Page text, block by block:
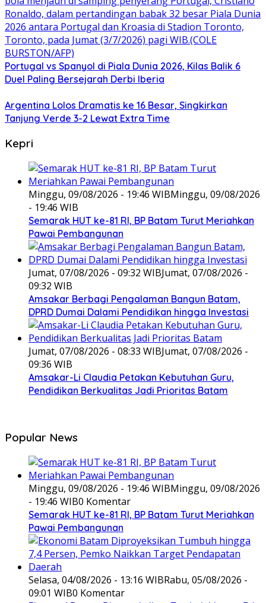
Portugal vs Spanyol di Piala Dunia 2026, Kilas Balik 6
Duel Paling Bersejarah Derbi Iberia
Argentina Lolos Dramatis ke 16 Besar, Singkirkan
Tanjung Verde 3-2 Lewat Extra Time
Kepri
Minggu, 09/08/2026 - 19:46 WIBMinggu, 09/08/2026
- 19:46 WIB
Semarak HUT ke-81 RI, BP Batam Turut Meriahkan
Pawai Pembangunan
Jumat, 07/08/2026 - 09:32 WIBJumat, 07/08/2026 -
09:32 WIB
Amsakar Berbagi Pengalaman Bangun Batam,
DPRD Dumai Dalami Pendidikan hingga Investasi
Jumat, 07/08/2026 - 08:33 WIBJumat, 07/08/2026 -
09:36 WIB
Amsakar-Li Claudia Petakan Kebutuhan Guru,
Pendidikan Berkualitas Jadi Prioritas Batam
Popular News
Minggu, 09/08/2026 - 19:46 WIBMinggu, 09/08/2026
- 19:46 WIB0 Komentar
Semarak HUT ke-81 RI, BP Batam Turut Meriahkan
Pawai Pembangunan
Selasa, 04/08/2026 - 13:16 WIBRabu, 05/08/2026 -
09:01 WIB0 Komentar